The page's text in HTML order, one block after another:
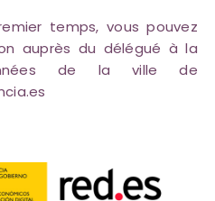
temps, vous pouvez
auprès du délégué à la
de la ville de